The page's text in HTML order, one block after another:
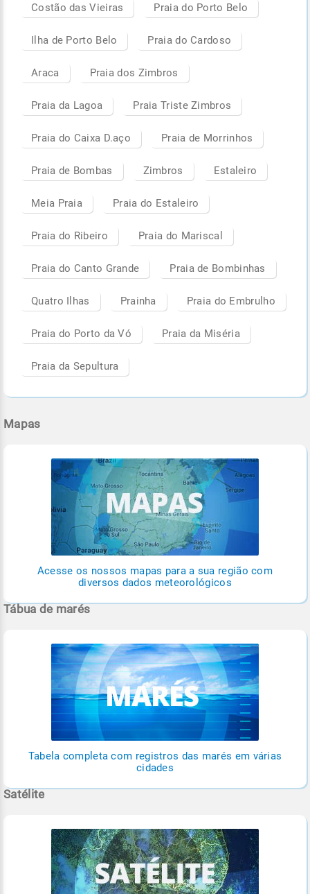
Costão das Vieiras Praia do Porto Belo
Ilha de Porto Belo Praia do Cardoso
Araca Praia dos Zimbros
Praia da Lagoa Praia Triste Zimbros
Praia do Caixa D.aço Praia de Morrinhos
Praia de Bombas Zimbros Estaleiro
Meia Praia Praia do Estaleiro
Praia do Ribeiro Praia do Mariscal
Praia do Canto Grande Praia de Bombinhas
Quatro Ilhas Prainha Praia do Embrulho
Praia do Porto da Vó Praia da Miséria
Praia da Sepultura
Mapas
Acesse os nossos mapas para a sua região com
diversos dados meteorológicos
Tábua de marés
Tabela completa com registros das marés em várias
cidades
Satélite